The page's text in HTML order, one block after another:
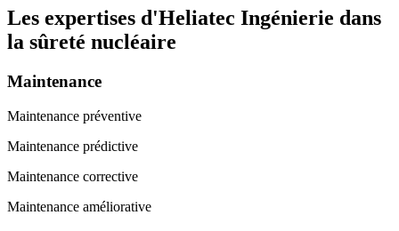
Les expertises d'Heliatec Ingénierie dans
la sûreté nucléaire
Maintenance
Maintenance préventive
Maintenance prédictive
Maintenance corrective
Maintenance améliorative